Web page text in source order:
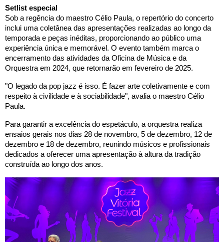
Setlist especial
Sob a regência do maestro Célio Paula, o repertório do concerto
inclui uma coletânea das apresentações realizadas ao longo da
temporada e peças inéditas, proporcionando ao público uma
experiência única e memorável. O evento também marca o
encerramento das atividades da Oficina de Música e da
Orquestra em 2024, que retornarão em fevereiro de 2025.
"O legado da pop jazz é isso. É fazer arte coletivamente e com
respeito à civilidade e à sociabilidade", avalia o maestro Célio
Paula.
Para garantir a excelência do espetáculo, a orquestra realiza
ensaios gerais nos dias 28 de novembro, 5 de dezembro, 12 de
dezembro e 18 de dezembro, reunindo músicos e profissionais
dedicados a oferecer uma apresentação à altura da tradição
construída ao longo dos anos.